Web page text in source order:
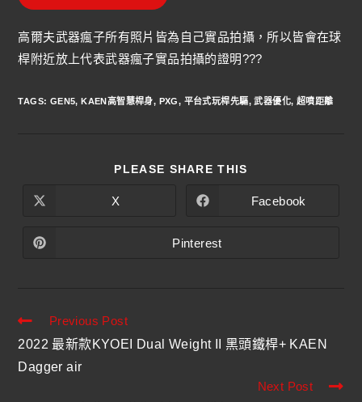
高爾夫武器瘋子所有照片皆為自己實品拍攝，所以皆會在球
桿附近放上代表武器瘋子實品拍攝的證明???
TAGS: GEN5, KAEN高智慧桿身, PXG, 平台式玩桿先驅, 武器優化, 超噴距離
PLEASE SHARE THIS
X Facebook
Pinterest
Previous Post
2022 最新款KYOEI Dual Weight II 黑頭鐵桿+ KAEN
Dagger air
Next Post